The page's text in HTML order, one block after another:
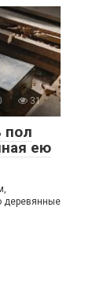
31
пол
ею
деревянные